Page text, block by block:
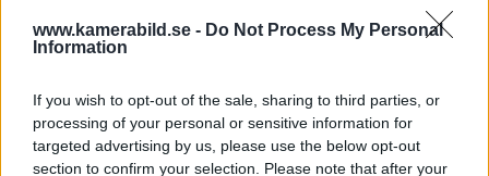
www.kamerabild.se - Do Not Process My Personal
Information
If you wish to opt-out of the sale, sharing to third parties, or
processing of your personal or sensitive information for
targeted advertising by us, please use the below opt-out
section to confirm your selection. Please note that after your
gratislån av kameror &
objektiv i Sverige
OM System lanserar nu "Test & Wow"-